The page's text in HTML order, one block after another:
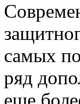
самых
ряд